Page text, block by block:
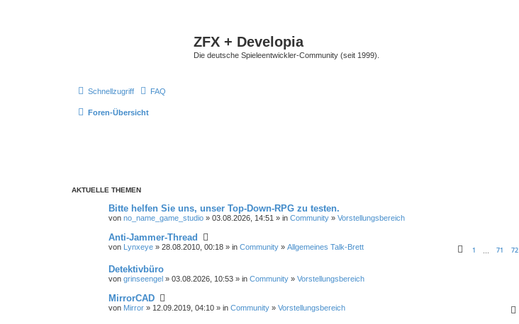
ZFX + Developia
Die deutsche Spieleentwickler-Community (seit 1999).
Schnellzugriff FAQ
Foren-Übersicht
AKTUELLE THEMEN
Bitte helfen Sie uns, unser Top-Down-RPG zu testen.
von no_name_game_studio » 03.08.2026, 14:51 » in Community » Vorstellungsbereich
Anti-Jammer-Thread
1 71 72
von Lynxeye » 28.08.2010, 00:18 » in Community » Allgemeines Talk-Brett
Detektivbüro
von grinseengel » 03.08.2026, 10:53 » in Community » Vorstellungsbereich
MirrorCAD
von Mirror » 12.09.2019, 04:10 » in Community » Vorstellungsbereich